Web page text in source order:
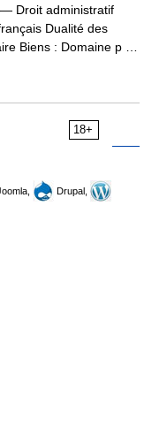
— Droit administratif
Dualité des
Biens : Domaine p …
18+
Drupal,